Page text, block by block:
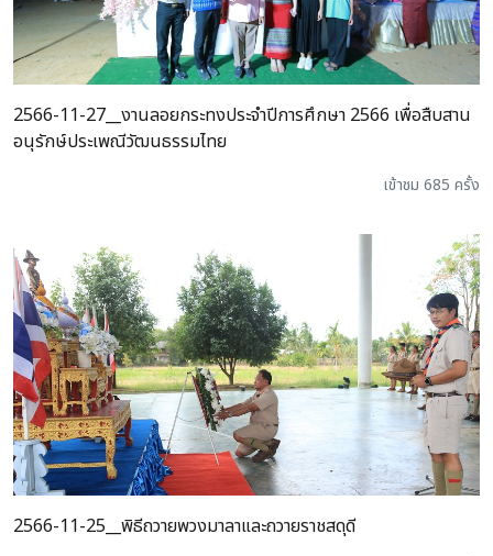
2566-11-27__งานลอยกระทงประจำปีการศึกษา 2566 เพื่อสืบสาน
อนุรักษ์ประเพณีวัฒนธรรมไทย
เข้าชม 685 ครั้ง
2566-11-25__พิธีถวายพวงมาลาและถวายราชสดุดี